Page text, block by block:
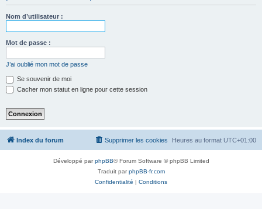
h
Nom d’utilisateur :
Mot de passe :
J’ai oublié mon mot de passe
Se souvenir de moi
Cacher mon statut en ligne pour cette session
Index du forum Heures au format UTC+01:00
Supprimer les cookies
Développé parphpBB® Forum Software © phpBB Limited
Traduit parphpBB-fr.com
Confidentialité | Conditions